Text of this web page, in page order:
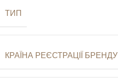
ТИП
КРАЇНА РЕЄСТРАЦІЇ БРЕНДУ